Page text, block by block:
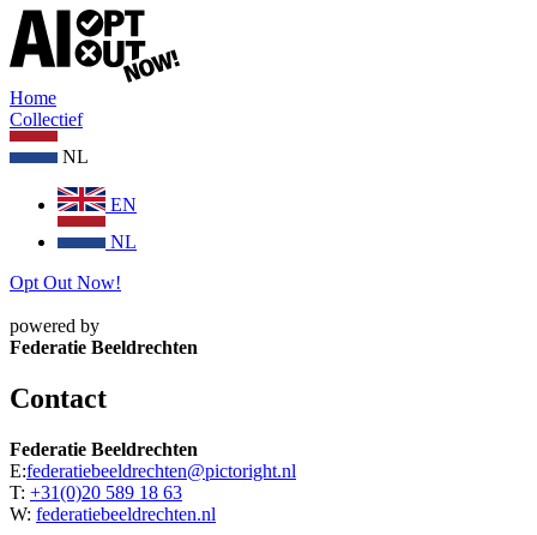
Home
Collectief
NL
EN
NL
Opt Out Now!
powered by
Federatie Beeldrechten
Contact
Federatie Beeldrechten
E:federatiebeeldrechten@pictoright.nl
T: +31(0)20 589 18 63
W: federatiebeeldrechten.nl